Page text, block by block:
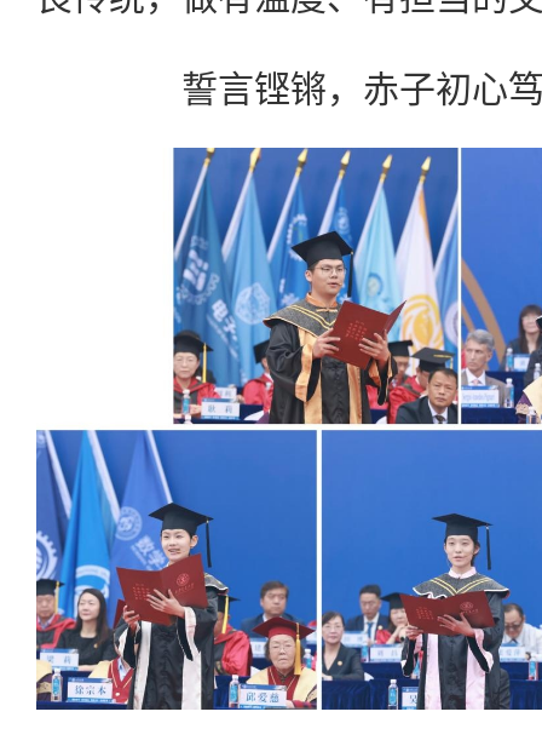
誓言铿锵，赤子初心